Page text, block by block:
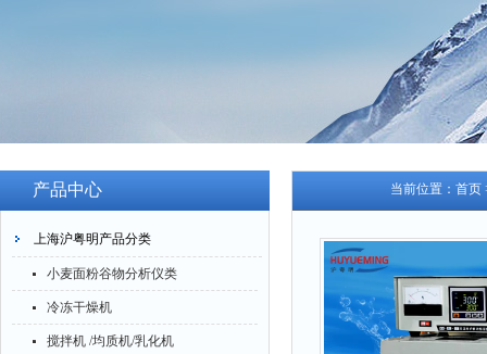
产品中心
上海沪粤明产品分类
小麦面粉谷物分析仪类
冷冻干燥机
搅拌机 /均质机/乳化机
当前位置： 首页